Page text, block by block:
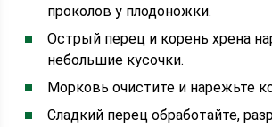
проколов у плодоножки.
Острый перец и корень хрена
небольшие кусочки.
Морковь очистите и нарежьте
Сладкий перец обработайте,